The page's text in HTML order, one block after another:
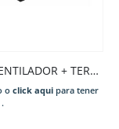
TABLA VENTILADOR + TERMOSTATO MOD. OMEGA 2000
o click aqui para tener